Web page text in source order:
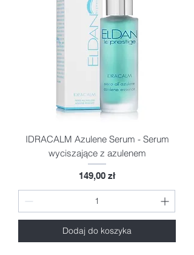
IDRACALM Azulene Serum - Serum
wyciszające z azulenem
Cena
149,00 zł
Dodaj do koszyka